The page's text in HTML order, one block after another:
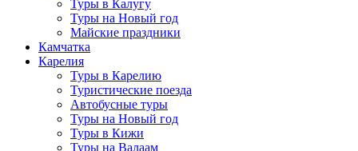
Туры в Калугу
Туры на Новый год
Майские праздники
Камчатка
Карелия
Туры в Карелию
Туристические поезда
Автобусные туры
Туры на Новый год
Туры в Кижи
Туры на Валаам